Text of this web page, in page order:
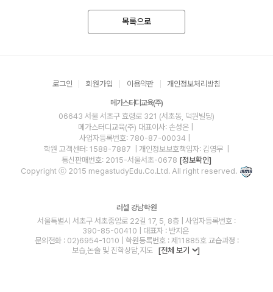
목록으로
로그인 회원가입 이용약관 개인정보처리방침
메가스터디교육(주)
06643 서울 서초구 효령로 321 (서초동, 덕원빌딩)
메가스터디교육(주) 대표이사: 손성은 |
사업자등록번호: 780-87-00034
학원 고객센터: 1588-7887
| 개인정보보호책임자: 김영무
통신판매번호: 2015-서울서초-0678 [정보확인]
Copyright ⓒ 2015 megastudyEdu.Co.Ltd. All right reserved.
러셀 강남학원
서울특별시 서초구 서초중앙로 22길 17, 5, 8층 | 사업자등록번호 :
390-85-00410 | 대표자 : 반지은
문의전화 : 02)6954-1010 | 학원등록번호 : 제11885호 교습과정 :
보습,논술 및 진학상담,지도 [전체 보기 ]